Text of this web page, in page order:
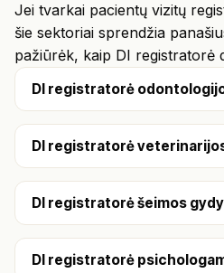
Jei tvarkai pacientų vizitų
šie sektoriai sprendžia
pažiūrėk, kaip DI registratorė
DI registratorė
DI registratorė
DI registratorė šeimos
DI registratorė